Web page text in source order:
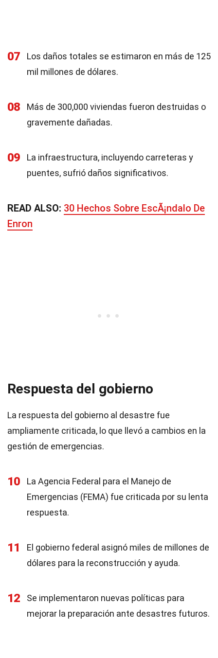
07
Los daños totales se estimaron en más de 125
mil millones de dólares.
08
Más de 300,000 viviendas fueron destruidas o
gravemente dañadas.
09
La infraestructura, incluyendo carreteras y
puentes, sufrió daños significativos.
READ ALSO: 30 Hechos Sobre EscÃ¡ndalo De
Enron
Respuesta del gobierno
La respuesta del gobierno al desastre fue
ampliamente criticada, lo que llevó a cambios en la
gestión de emergencias.
10
La Agencia Federal para el Manejo de
Emergencias (FEMA) fue criticada por su lenta
respuesta.
11
El gobierno federal asignó miles de millones de
dólares para la reconstrucción y ayuda.
12
Se implementaron nuevas políticas para
mejorar la preparación ante desastres futuros.